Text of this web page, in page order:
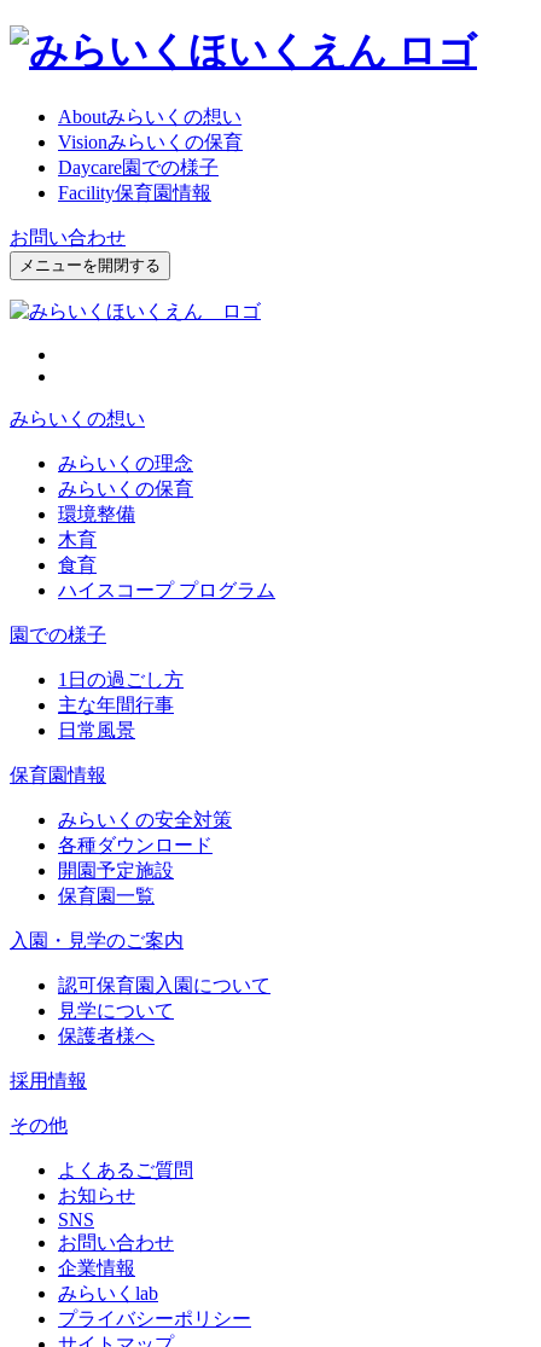
Aboutみらいくの想い
Visionみらいくの保育
Daycare園での様子
Facility保育園情報
お問い合わせ
メニューを開閉する
みらいくの想い
みらいくの理念
みらいくの保育
環境整備
木育
食育
ハイスコープ プログラム
園での様子
1日の過ごし方
主な年間行事
日常風景
保育園情報
みらいくの安全対策
各種ダウンロード
開園予定施設
保育園一覧
入園・見学のご案内
認可保育園入園について
見学について
保護者様へ
採用情報
その他
よくあるご質問
お知らせ
SNS
お問い合わせ
企業情報
みらいくlab
プライバシーポリシー